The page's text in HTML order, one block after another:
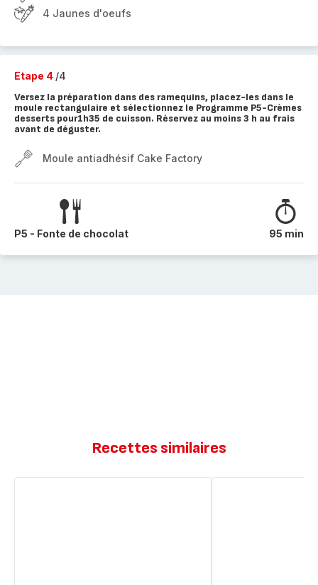
4 Jaunes d'oeufs
Etape 4 /4
Versez la préparation dans des ramequins, placez-les dans le
moule rectangulaire et sélectionnez le Programme P5-Crèmes
desserts pour1h35 de cuisson. Réservez au moins 3 h au frais
avant de déguster.
Moule antiadhésif Cake Factory
P5 - Fonte de chocolat 95 min
Recettes similaires